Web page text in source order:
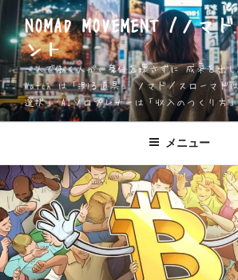
ン
テ
ン
ツ
へ
ス
プ
NOMAD MOVEMENT /ノマ
ント
一人で働く人が、身体を壊さずに 成果を出
Watch は「測る道具」 ノマド／スローマド
選択」 AIソロプレナーは「収入のつくり方」
メニュー